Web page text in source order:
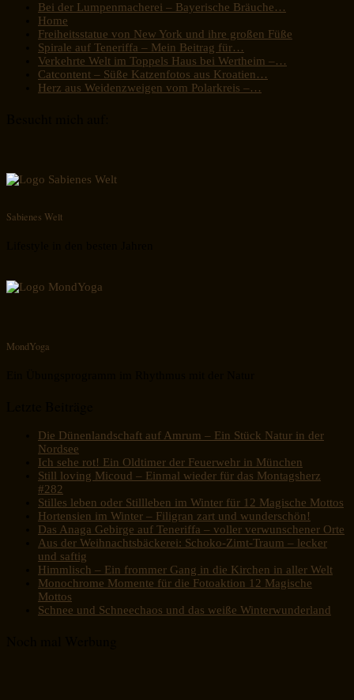
Bei der Lumpenmacherei – Bayerische Bräuche…
Home
Freiheitsstatue von New York und ihre großen Füße
Spirale auf Teneriffa – Mein Beitrag für…
Verkehrte Welt im Toppels Haus bei Wertheim –…
Catcontent – Süße Katzenfotos aus Kroatien…
Herz aus Weidenzweigen vom Polarkreis –…
Sabienes Welt
MondYoga
Die Dünenlandschaft auf Amrum – Ein Stück Natur in der
Nordsee
Ich sehe rot! Ein Oldtimer der Feuerwehr in München
Still loving Micoud – Einmal wieder für das Montagsherz
#282
Stilles leben oder Stillleben im Winter für 12 Magische Mottos
Hortensien im Winter – Filigran zart und wunderschön!
Das Anaga Gebirge auf Teneriffa – voller verwunschener Orte
Aus der Weihnachtsbäckerei: Schoko-Zimt-Traum – lecker
und saftig
Himmlisch – Ein frommer Gang in die Kirchen in aller Welt
Monochrome Momente für die Fotoaktion 12 Magische
Mottos
Schnee und Schneechaos und das weiße Winterwunderland